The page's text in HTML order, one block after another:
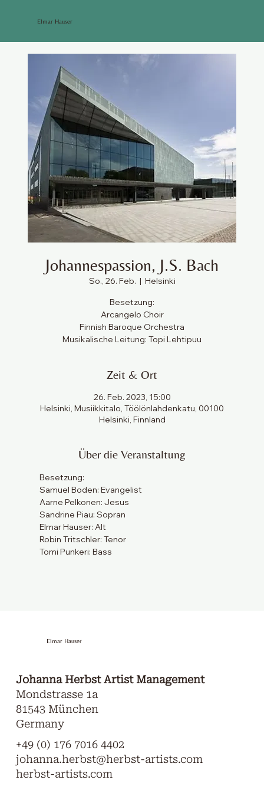
Johannespassion, J.S. Bach
So., 26. Feb.
  |
Helsinki
Besetzung:
Arcangelo Choir
Finnish Baroque Orchestra
Musikalische Leitung: Topi Lehtipuu
Zeit & Ort
26. Feb. 2023, 15:00
Helsinki, Musiikkitalo, Töölönlahdenkatu, 00100
Helsinki, Finnland
Über die Veranstaltung
Besetzung:
Samuel Boden: Evangelist
Aarne Pelkonen: Jesus
Sandrine Piau: Sopran
Elmar Hauser: Alt
Robin Tritschler: Tenor
Tomi Punkeri: Bass
Elmar Hauser
Johanna Herbst Artist Management
Mondstrasse 1a
81543 München
Germany
Elmar Hauser
+49 (0) 176 7016 4402
johanna.herbst@herbst-artists.com
herbst-artists.com